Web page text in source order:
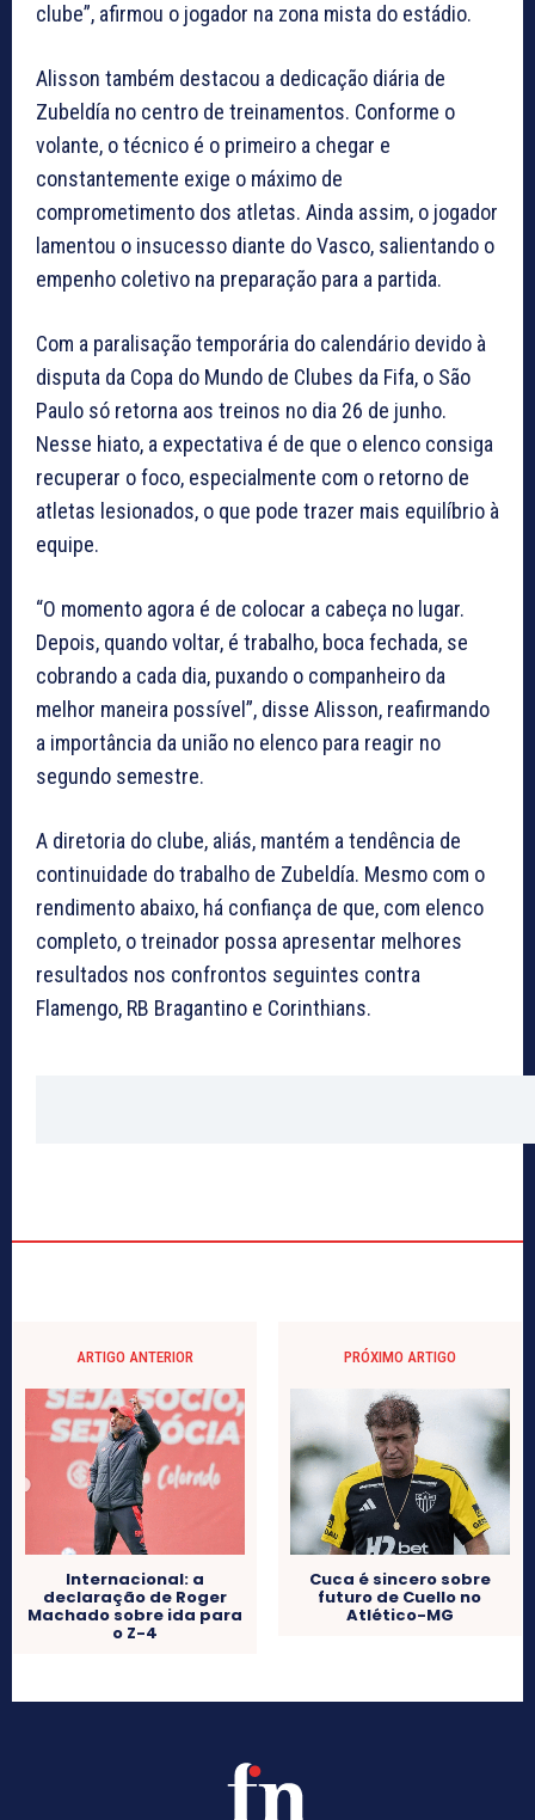
clube”, afirmou o jogador na zona mista do estádio.
Alisson também destacou a dedicação diária de
Zubeldía no centro de treinamentos. Conforme o
volante, o técnico é o primeiro a chegar e
constantemente exige o máximo de
comprometimento dos atletas. Ainda assim, o jogador
lamentou o insucesso diante do Vasco, salientando o
empenho coletivo na preparação para a partida.
Com a paralisação temporária do calendário devido à
disputa da Copa do Mundo de Clubes da Fifa, o São
Paulo só retorna aos treinos no dia 26 de junho.
Nesse hiato, a expectativa é de que o elenco consiga
recuperar o foco, especialmente com o retorno de
atletas lesionados, o que pode trazer mais equilíbrio à
equipe.
“O momento agora é de colocar a cabeça no lugar.
Depois, quando voltar, é trabalho, boca fechada, se
cobrando a cada dia, puxando o companheiro da
melhor maneira possível”, disse Alisson, reafirmando
a importância da união no elenco para reagir no
segundo semestre.
A diretoria do clube, aliás, mantém a tendência de
continuidade do trabalho de Zubeldía. Mesmo com o
rendimento abaixo, há confiança de que, com elenco
completo, o treinador possa apresentar melhores
resultados nos confrontos seguintes contra
Flamengo, RB Bragantino e Corinthians.
ARTIGO ANTERIOR
Internacional: a
declaração de Roger
Machado sobre ida para
o Z-4
PRÓXIMO ARTIGO
Cuca é sincero sobre
futuro de Cuello no
Atlético-MG